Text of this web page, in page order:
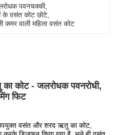
पवनचक्की,
के वसंत कोट छोटे
कमर वाली महिला वसंत कोट
कोट - जलरोधक पवनरोधी,
फिट
वसंत और शरद ऋतु का कोट,